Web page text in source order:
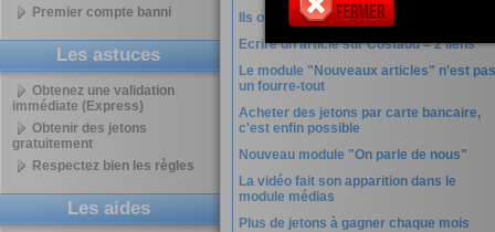
Ils ont fait confiance à Costaud.net
Ecrire un article sur Costaud = 2 liens
Le module "Nouveaux articles" n'est pas
un fourre-tout
Acheter des jetons par carte bancaire,
c'est enfin possible
Nouveau module "On parle de nous"
La vidéo fait son apparition dans le
module médias
Plus de jetons à gagner chaque mois
Premier compte banni
Les astuces
Obtenez une validation
immédiate (Express)
Obtenir des jetons
gratuitement
Respectez bien les règles
Les aides
Fermer